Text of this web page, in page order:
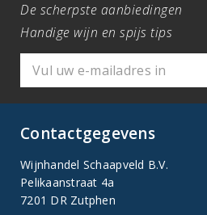
De scherpste aanbiedingen
Handige wijn en spijs tips
Contactgegevens
Wijnhandel Schaapveld B.V.
Pelikaanstraat 4a
7201 DR Zutphen